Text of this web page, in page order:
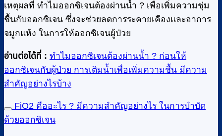
เหตุผลที่ ทำไมออกซิเจนต้องผ่านน้ำ ? เพื่อเพิ่มความชุ่ม
ชื้นกับออกซิเจน ซึ่งจะช่วยลดการระคายเคืองและอาการ
จมูกแห้ง ในการให้ออกซิเจนผู้ป่วย
อ่านต่อได้ที่ : ทำไมออกซิเจนต้องผ่านน้ำ ? ก่อนให้
ออกซิเจนกับผู้ป่วย การเติมน้ำเพื่อเพิ่มความชื้น มีความ
สำคัญอย่างไรบ้าง
FiO2 คืออะไร ? มีความสำคัญอย่างไร ในการบำบัด
ด้วยออกซิเจน